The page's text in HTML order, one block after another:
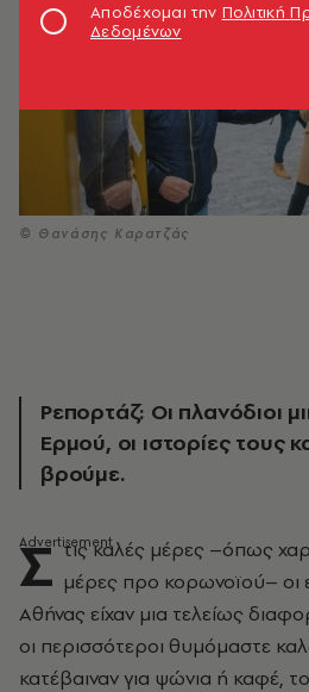
© Θανάσης Καρατζάς
Ρεπορτάζ: Οι πλανόδιοι
Ερμού, οι ιστορίες τους
βρούμε.
Σ τις καλές μέρες –όπως
μέρες προ κορωνοϊού– οι
Αθήνας είχαν μια τελείως
οι περισσότεροι θυμόμαστε
κατέβαιναν για ψώνια ή καφέ,
Αποδέχομαι την Πολιτική
Δεδομένων